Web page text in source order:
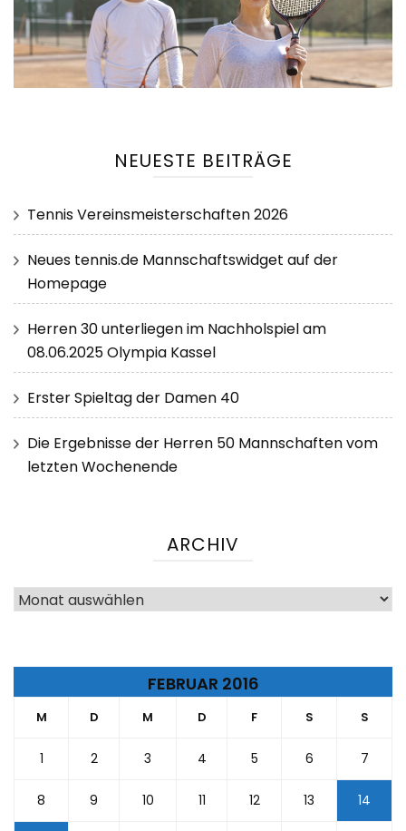
NEUESTE BEITRÄGE
Tennis Vereinsmeisterschaften 2026
Neues tennis.de Mannschaftswidget auf der
Homepage
Herren 30 unterliegen im Nachholspiel am
08.06.2025 Olympia Kassel
Erster Spieltag der Damen 40
Die Ergebnisse der Herren 50 Mannschaften vom
letzten Wochenende
ARCHIV
Archiv
FEBRUAR 2016
M D M D F S S
1 2 3 4 5 6 7
8 9 10 11 12 13 14